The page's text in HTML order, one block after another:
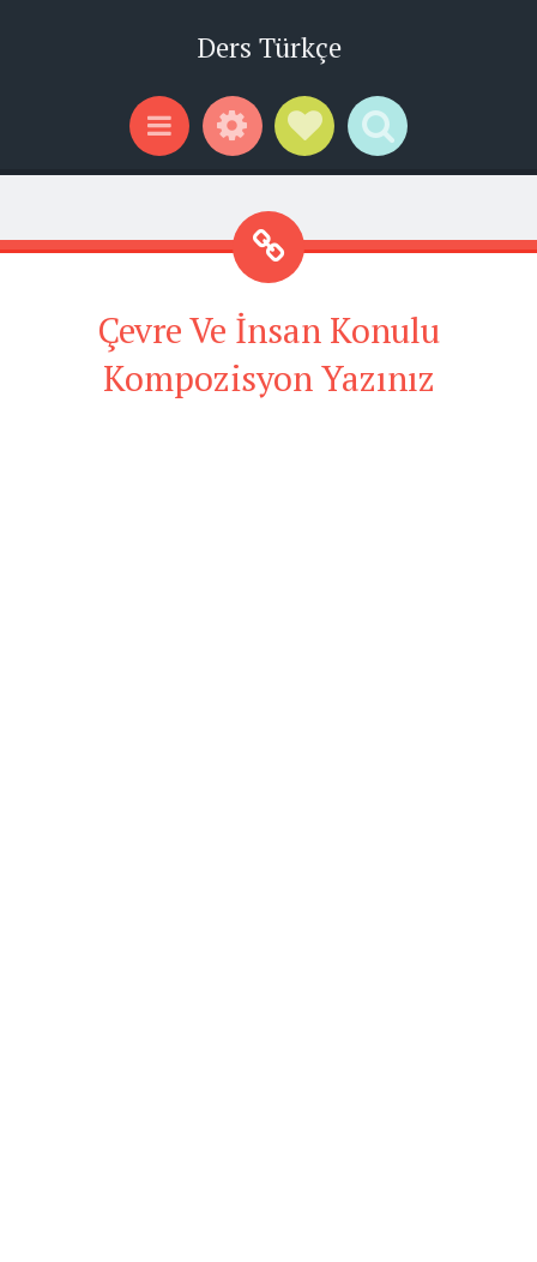
Ders Türkçe
Menu WidgetsSocial Links
Search
Çevre Ve İnsan Konulu
Kompozisyon Yazınız